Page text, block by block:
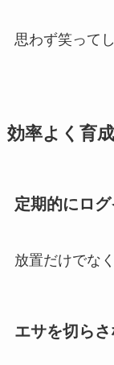
思わず笑って
効率よく育
定期的にロ
放置だけでな
エサを切ら